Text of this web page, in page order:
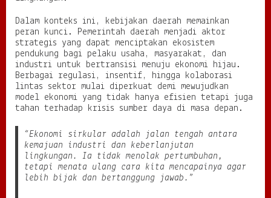
l
a
r
:
U
p
a
y
a
e
m
b
a
n
g
Dalam konteks ini, kebijakan daerah memainkan
peran kunci. Pemerintah daerah menjadi aktor
strategis yang dapat menciptakan ekosistem
pendukung bagi pelaku usaha, masyarakat, dan
industri untuk bertransisi menuju ekonomi hijau.
Berbagai regulasi, insentif, hingga kolaborasi
lintas sektor mulai diperkuat demi mewujudkan
model ekonomi yang tidak hanya efisien tetapi juga
tahan terhadap krisis sumber daya di masa depan.
“Ekonomi sirkular adalah jalan tengah antara
kemajuan industri dan keberlanjutan
lingkungan. Ia tidak menolak pertumbuhan,
tetapi menata ulang cara kita mencapainya agar
lebih bijak dan bertanggung jawab.”